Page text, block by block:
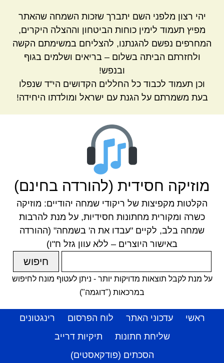
יהי רצון מלפני השם יתברך שזכות השמחה שהאתר
מפיץ תעמוד לימין כוחות הביטחון וההצלה היקרים,
המחרפים נפשם להגנתנו, להצליחם במשימתם הקשה
ולחזרתם הביתה בשלום – בריאים ושלמים בגוף
ובנפש!
וכן תעמוד לכבוד כל החללים הקדושים הי"ד שנפלו
בעת משמרתם על הגנת עם ישראל ומולדתו היחידה!
מוזיקה חסידית (להורדה בחינם)
הקלטות מקפיצות של ריקודי שמחה יהודיים: מוזיקה
כשרה ומקורית מחתונות חסידיות, על מנת להרבות
שמחה בלב, לקיים "עבדו את ה' בשמחה" (ההורדה
באישור היוצרים – ללא עוון גזל ח"ו)
על מנת לקבל תוצאות מדויקות יותר - ניתן לעטוף מונח לחיפוש
במרכאות ("דוגמה")
ראשי עדכוני האתר לוח הפרסום
רינגטונים
שליחת חתונות
תיקיות דרייב
הסכתים (פודקאסטים)